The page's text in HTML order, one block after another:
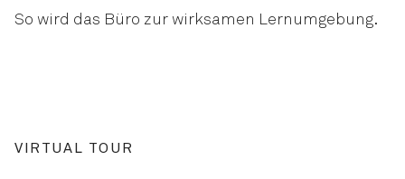
So wird das Büro zur wirksamen Lernumgebung.
VIRTUAL TOUR